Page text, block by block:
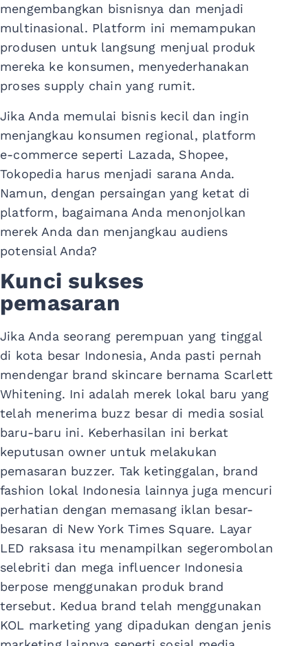
mengembangkan bisnisnya dan menjadi
multinasional. Platform ini memampukan
produsen untuk langsung menjual produk
mereka ke konsumen, menyederhanakan
proses supply chain yang rumit.
Jika Anda memulai bisnis kecil dan ingin
menjangkau konsumen regional, platform
e-commerce seperti Lazada, Shopee,
Tokopedia harus menjadi sarana Anda.
Namun, dengan persaingan yang ketat di
platform, bagaimana Anda menonjolkan
merek Anda dan menjangkau audiens
potensial Anda?
Kunci sukses
pemasaran
Jika Anda seorang perempuan yang tinggal
di kota besar Indonesia, Anda pasti pernah
mendengar brand skincare bernama Scarlett
Whitening. Ini adalah merek lokal baru yang
telah menerima buzz besar di media sosial
baru-baru ini. Keberhasilan ini berkat
keputusan owner untuk melakukan
pemasaran buzzer. Tak ketinggalan, brand
fashion lokal Indonesia lainnya juga mencuri
perhatian dengan memasang iklan besar-
besaran di New York Times Square. Layar
LED raksasa itu menampilkan segerombolan
selebriti dan mega influencer Indonesia
berpose menggunakan produk brand
tersebut. Kedua brand telah menggunakan
KOL marketing yang dipadukan dengan jenis